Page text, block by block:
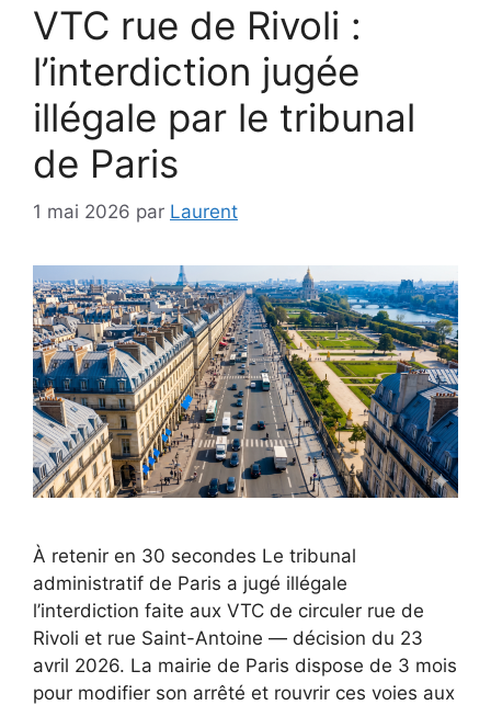
VTC rue de Rivoli :
l’interdiction jugée
illégale par le tribunal
de Paris
1 mai 2026 par Laurent
À retenir en 30 secondes Le tribunal
administratif de Paris a jugé illégale
l’interdiction faite aux VTC de circuler rue de
Rivoli et rue Saint-Antoine — décision du 23
avril 2026. La mairie de Paris dispose de 3 mois
pour modifier son arrêté et rouvrir ces voies aux